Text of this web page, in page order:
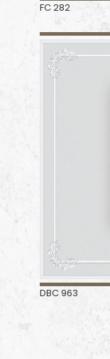
FC 282
DBC 963